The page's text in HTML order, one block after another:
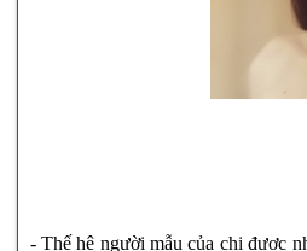
- Thế hệ người mẫu của chị được